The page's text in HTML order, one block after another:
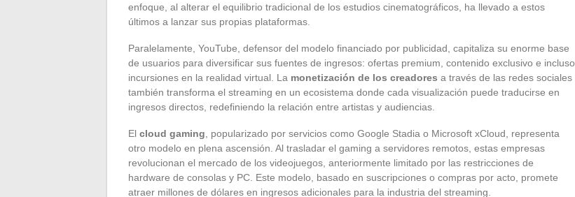
enfoque, al alterar el equilibrio tradicional de los estudios cinematográficos, ha llevado a estos
últimos a lanzar sus propias plataformas.
Paralelamente, YouTube, defensor del modelo financiado por publicidad, capitaliza su enorme base
de usuarios para diversificar sus fuentes de ingresos: ofertas premium, contenido exclusivo e incluso
incursiones en la realidad virtual. La monetización de los creadores a través de las redes sociales
también transforma el streaming en un ecosistema donde cada visualización puede traducirse en
ingresos directos, redefiniendo la relación entre artistas y audiencias.
El cloud gaming , popularizado por servicios como Google Stadia o Microsoft xCloud, representa
otro modelo en plena ascensión. Al trasladar el gaming a servidores remotos, estas empresas
revolucionan el mercado de los videojuegos, anteriormente limitado por las restricciones de
hardware de consolas y PC. Este modelo, basado en suscripciones o compras por acto, promete
atraer millones de dólares en ingresos adicionales para la industria del streaming.